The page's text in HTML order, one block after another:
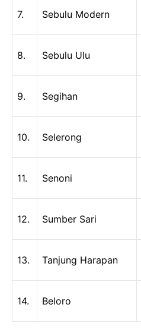
7. Sebulu Modern
8. Sebulu Ulu
9. Segihan
10. Selerong
11. Senoni
12. Sumber Sari
13. Tanjung Harapan
14. Beloro